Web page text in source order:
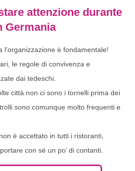
attenzione durante
Germania
l’organizzazione è fondamentale!
le regole di convivenza e
dai tedeschi.
città non ci sono i tornelli prima dei
sono comunque molto frequenti e
è accettato in tutti i ristoranti,
con sé un po’ di contanti.